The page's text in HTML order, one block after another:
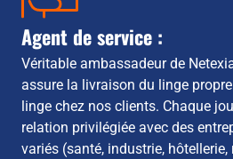
Agent de service :
Véritable ambassadeur de
assure la livraison du linge
linge chez nos clients. Chaque
relation privilégiée avec des
variés (santé, industrie,